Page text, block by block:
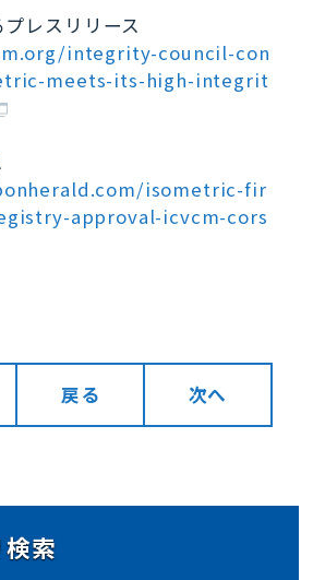
レスリリース
integrity-council-con
meets-its-high-integrit
isometric-fir
approval-icvcm-cors
戻る 次へ
索